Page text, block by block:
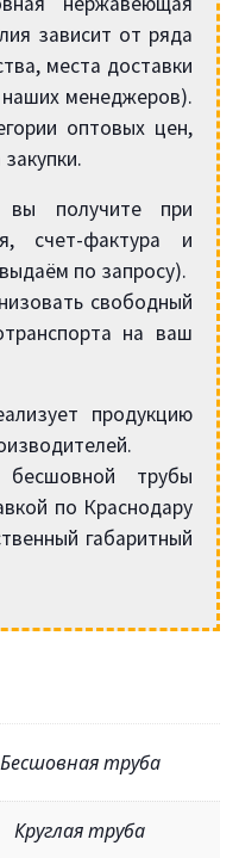
зависит от ряда
места доставки
менеджеров).
оптовых цен,
вы получите при
счет-фактура и
по запросу).
свободный
на ваш
продукцию
трубы
по Краснодару
габаритный
Бесшовная труба
Круглая труба